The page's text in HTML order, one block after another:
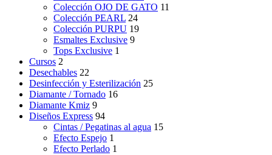
Colección OJO DE GATO 11
Colección PEARL 24
Colección PURPU 19
Esmaltes Exclusive 9
Tops Exclusive 1
Cursos 2
Desechables 22
Desinfección y Esterilización 25
Diamante / Tornado 16
Diamante Kmiz 9
Diseños Express 94
Cintas / Pegatinas al agua 15
Efecto Espejo 1
Efecto Perlado 1